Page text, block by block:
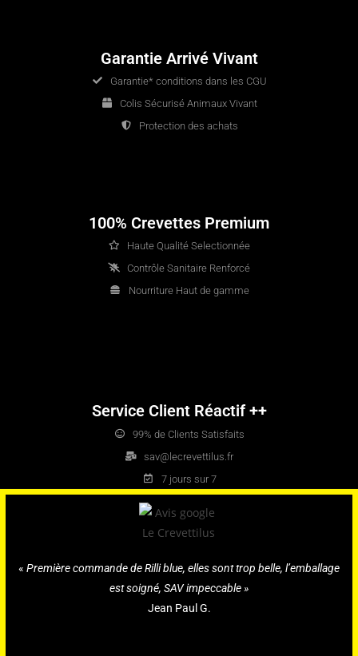
Garantie Arrivé Vivant
Garantie* conditions dans les CGU
Colis Sécurisé Animaux Vivant
Protection des achats
100% Crevettes Premium
Haute Qualité Selectionnée
Contrôle Sanitaire Renforcé
Nourriture Haut de gamme
Service Client Réactif ++
99% de Clients Satisfaits
sav@lecrevettilus.fr
7 jours sur 7
« Première commande de Rilli blue, elles sont trop belle, l’emballage
est soigné, SAV impeccable »
Jean Paul G.